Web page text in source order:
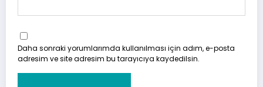
Daha sonraki yorumlarımda kullanılması için adım, e-posta
adresim ve site adresim bu tarayıcıya kaydedilsin.